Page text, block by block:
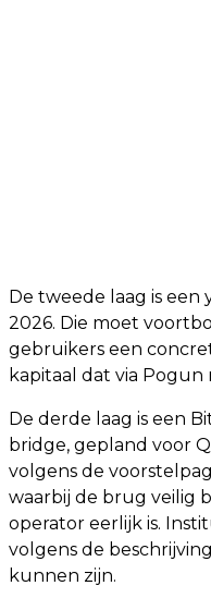
De tweede laag is een
2026. Die moet
gebruikers een
kapitaal dat via Pogun
De derde laag is een
bridge, gepland voor
volgens de
waarbij de brug veilig
operator eerlijk is.
volgens de
kunnen zijn.